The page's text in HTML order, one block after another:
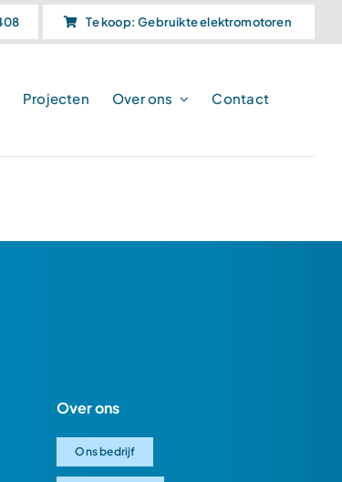
Te koop: Gebruikte elektromotoren
Projecten Over ons Contact
Over ons
Ons bedrijf